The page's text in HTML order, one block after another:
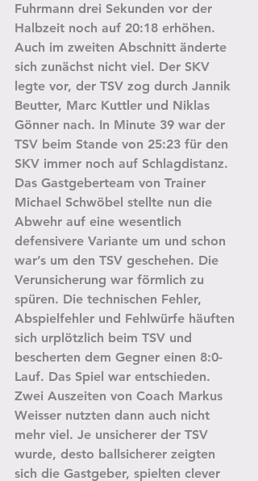
Fuhrmann drei Sekunden vor der
Halbzeit noch auf 20:18 erhöhen.
Auch im zweiten Abschnitt änderte
sich zunächst nicht viel. Der SKV
legte vor, der TSV zog durch Jannik
Beutter, Marc Kuttler und Niklas
Gönner nach. In Minute 39 war der
TSV beim Stande von 25:23 für den
SKV immer noch auf Schlagdistanz.
Das Gastgeberteam von Trainer
Michael Schwöbel stellte nun die
Abwehr auf eine wesentlich
defensivere Variante um und schon
war’s um den TSV geschehen. Die
Verunsicherung war förmlich zu
spüren. Die technischen Fehler,
Abspielfehler und Fehlwürfe häuften
sich urplötzlich beim TSV und
bescherten dem Gegner einen 8:0-
Lauf. Das Spiel war entschieden.
Zwei Auszeiten von Coach Markus
Weisser nutzten dann auch nicht
mehr viel. Je unsicherer der TSV
wurde, desto ballsicherer zeigten
sich die Gastgeber, spielten clever